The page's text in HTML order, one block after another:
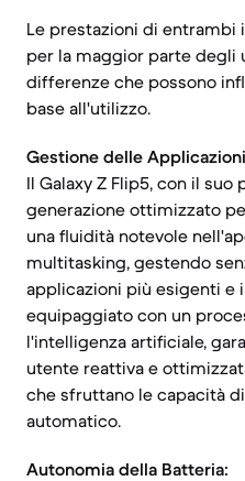
Le prestazioni di entrambi
per la maggior parte degli
differenze che possono
base all'utilizzo.
Gestione delle
Il Galaxy Z Flip5, con il
generazione ottimizzato
una fluidità notevole
multitasking, gestendo
applicazioni più esigenti e
equipaggiato con un
l'intelligenza artificiale,
utente reattiva e
che sfruttano le capacità
automatico.
Autonomia della Batteria: